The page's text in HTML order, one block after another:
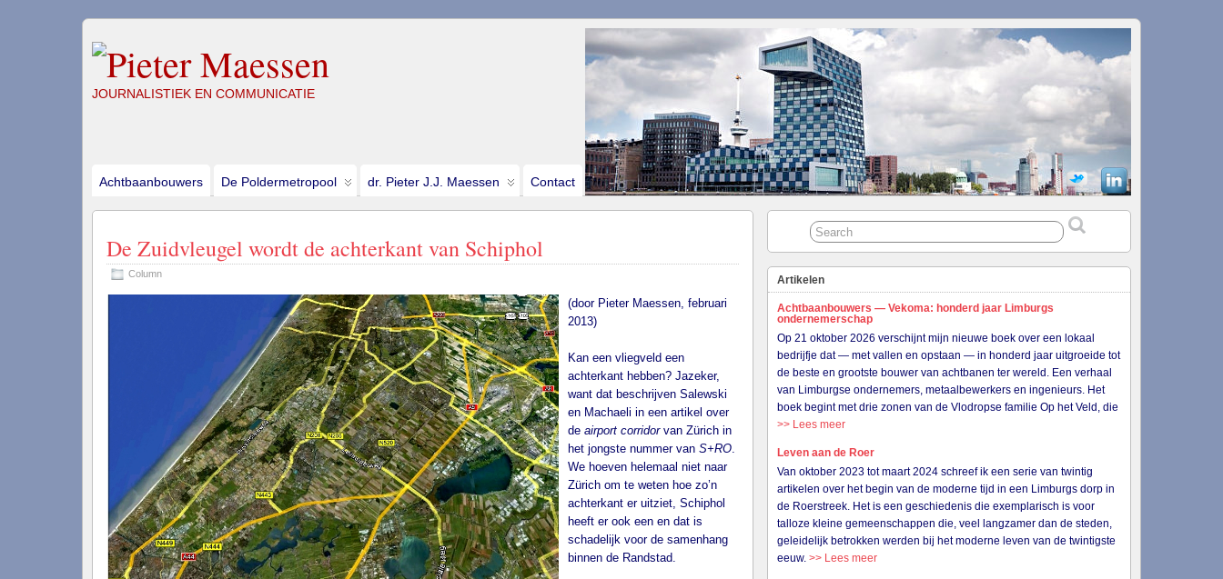
JOURNALISTIEK EN COMMUNICATIE
Achtbaanbouwers De Poldermetropool dr. Pieter J.J. Maessen Contact
De Zuidvleugel wordt de achterkant van Schiphol
Column
(door Pieter Maessen, februari
2013)
Kan een vliegveld een
achterkant hebben? Jazeker,
want dat beschrijven Salewski
en Machaeli in een artikel over
de airport corridor van Zürich in
het jongste nummer van S+RO.
We hoeven helemaal niet naar
Zürich om te weten hoe zo’n
achterkant er uitziet, Schiphol
heeft er ook een en dat is
schadelijk voor de samenhang
binnen de Randstad.
Artikelen
Achtbaanbouwers — Vekoma: honderd jaar Limburgs
ondernemerschap
Op 21 oktober 2026 verschijnt mijn nieuwe boek over een lokaal
bedrijfje dat — met vallen en opstaan — in honderd jaar uitgroeide tot
de beste en grootste bouwer van achtbanen ter wereld. Een verhaal
van Limburgse ondernemers, metaalbewerkers en ingenieurs. Het
boek begint met drie zonen van de Vlodropse familie Op het Veld, die
>> Lees meer
Leven aan de Roer
Van oktober 2023 tot maart 2024 schreef ik een serie van twintig
artikelen over het begin van de moderne tijd in een Limburgs dorp in
de Roerstreek. Het is een geschiedenis die exemplarisch is voor
talloze kleine gemeenschappen die, veel langzamer dan de steden,
geleidelijk betrokken werden bij het moderne leven van de twintigste
eeuw.>> Lees meer